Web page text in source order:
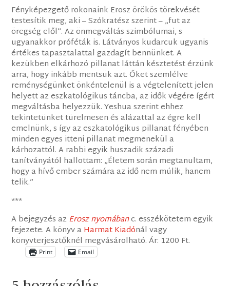
Fényképezgető rokonaink Erosz örökös törekvését
testesítik meg, aki – Szókratész szerint – „fut az
öregség elől”. Az önmegváltás szimbólumai, s
ugyanakkor próféták is. Látványos kudarcuk ugyanis
értékes tapasztalattal gazdagít bennünket. A
kezükben elkárhozó pillanat láttán késztetést érzünk
arra, hogy inkább mentsük azt. Őket szemlélve
reménységünket önkéntelenül is a végtelenített jelen
helyett az eszkatológikus táncba, az idők végére ígért
megváltásba helyezzük. Yeshua szerint ehhez
tekintetünket türelmesen és alázattal az égre kell
emelnünk, s így az eszkatológikus pillanat fényében
minden egyes itteni pillanat megmenekül a
kárhozattól. A rabbi egyik huszadik századi
tanítványától hallottam: „Életem során megtanultam,
hogy a hívő ember számára az idő nem múlik, hanem
telik.”
***
A bejegyzés az Erosz nyomábanc. esszékötetem egyik
fejezete. A könyv aHarmat Kiadónál vagy
könyvterjesztőknél megvásárolható. Ár: 1200 Ft.
Print Email